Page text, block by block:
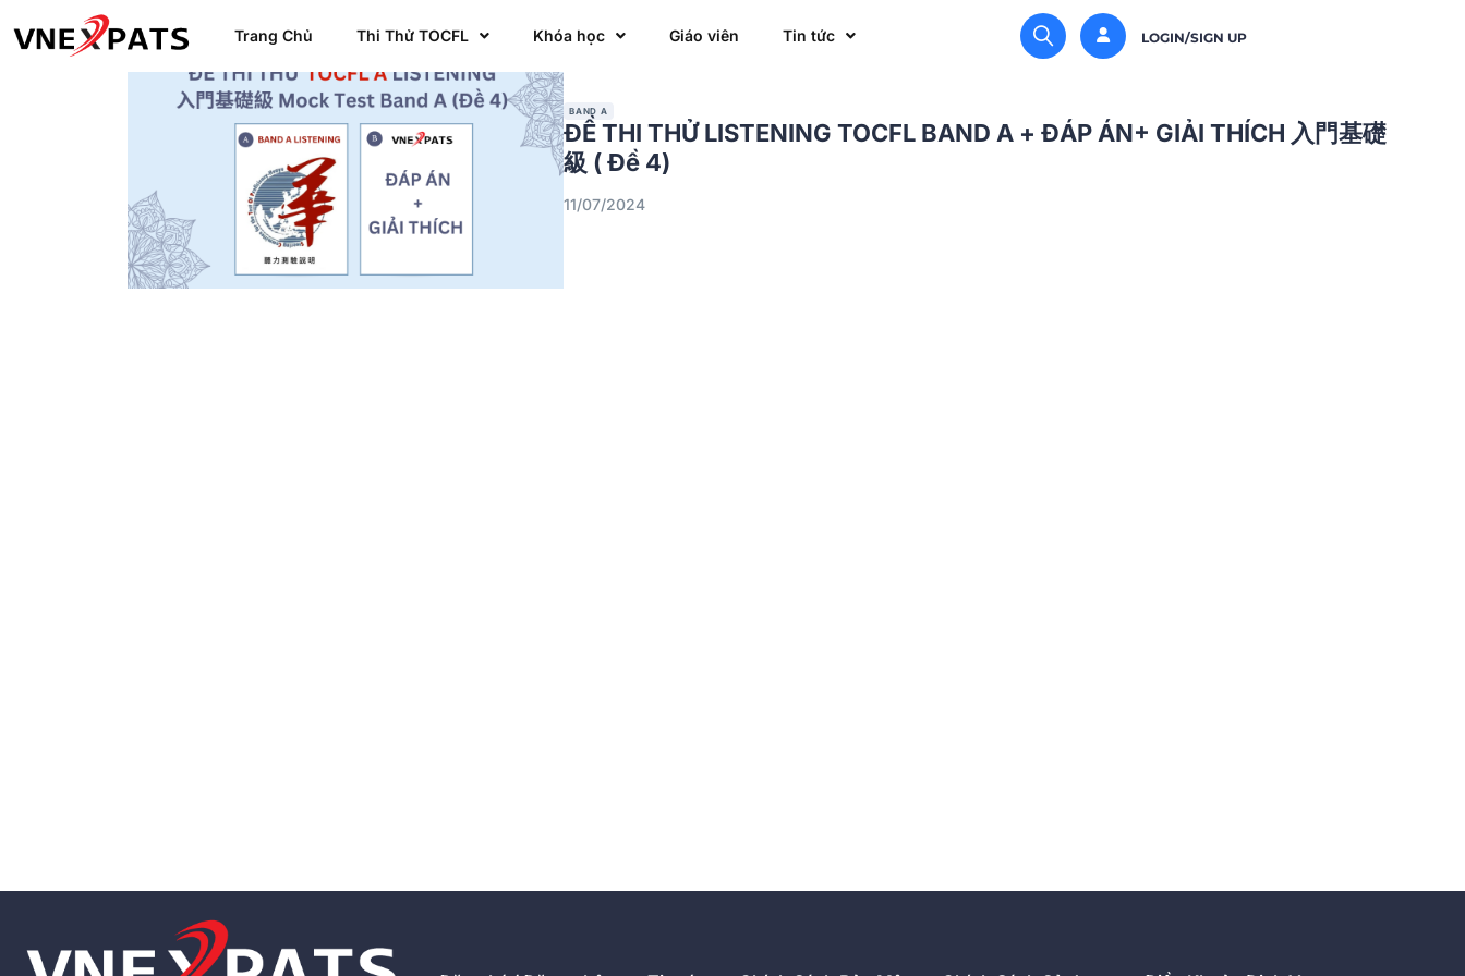
Trang Chủ Thi Thử TOCFL Khóa học Giáo viên Tin tức LOGIN/SIGN UP
BAND A
ĐỀ THI THỬ LISTENING TOCFL BAND A + ĐÁP ÁN+ GIẢI THÍCH 入門基礎
級 ( Đề 4)
11/07/2024